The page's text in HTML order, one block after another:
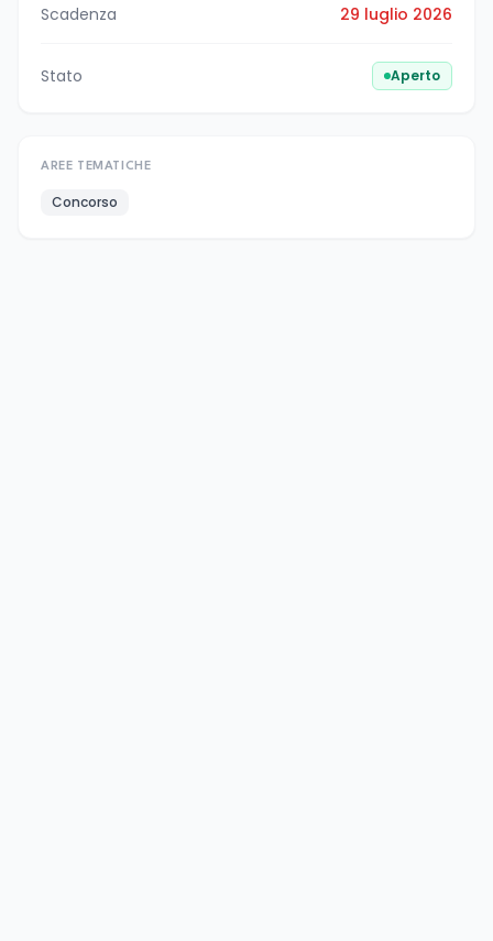
Scadenza
29 luglio 2026
Stato Aperto
AREE TEMATICHE
Concorso